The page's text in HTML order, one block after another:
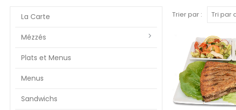
Trier par :
La Carte
Mézzés
Plats et Menus
Menus
Sandwichs